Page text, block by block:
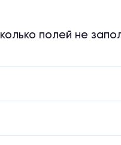
полей не